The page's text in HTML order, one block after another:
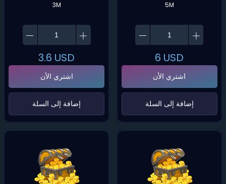
3M
3.6 USD
اشتري الأن
‌إضافة إلى السلة‌
5M
6 USD
اشتري الأن
‌إضافة إلى السلة‌